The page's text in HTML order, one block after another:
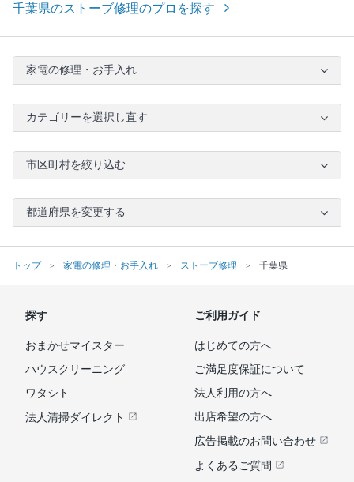
千葉県のストーブ修理のプロを探す
家電の修理・お手入れ
カテゴリーを選択し直す
市区町村を絞り込む
都道府県を変更する
トップ 家電の修理・お手入れ ストーブ修理 千葉県
探す
おまかせマイスター
ハウスクリーニング
ワタシト
法人清掃ダイレクト
ご利用ガイド
はじめての方へ
ご満足度保証について
法人利用の方へ
出店希望の方へ
広告掲載のお問い合わせ
よくあるご質問